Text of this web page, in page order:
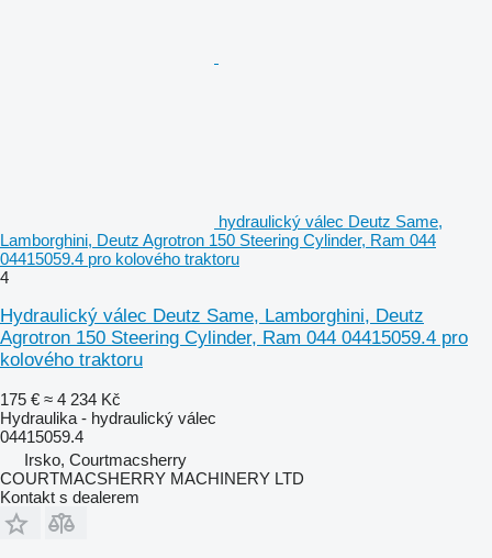
hydraulický válec Deutz Same,
Lamborghini, Deutz Agrotron 150 Steering Cylinder, Ram 044
04415059.4 pro kolového traktoru
4
Hydraulický válec Deutz Same, Lamborghini, Deutz
Agrotron 150 Steering Cylinder, Ram 044 04415059.4 pro
kolového traktoru
175 € ≈ 4 234 Kč
Hydraulika - hydraulický válec
04415059.4
Irsko, Courtmacsherry
COURTMACSHERRY MACHINERY LTD
Kontakt s dealerem